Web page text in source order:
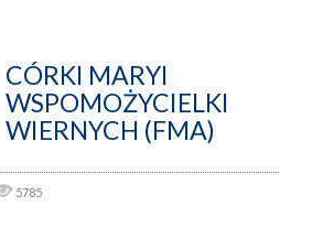
CÓRKI MARYI
WSPOMOŻYCIELKI
WIERNYCH (FMA)
5785